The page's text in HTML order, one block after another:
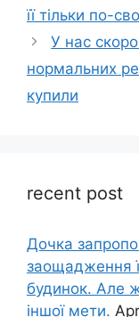
її тільки по-
У нас
нормальних
купили
recent post
Дочка
заощадження
будинок. Але
іншої мети.